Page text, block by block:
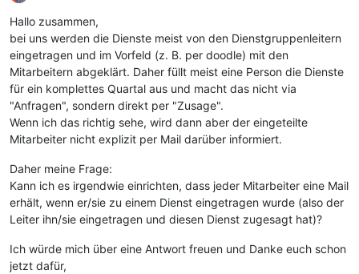
Hallo zusammen,
bei uns werden die Dienste meist von den Dienstgruppenleitern
eingetragen und im Vorfeld (z. B. per doodle) mit den
Mitarbeitern abgeklärt. Daher füllt meist eine Person die Dienste
für ein komplettes Quartal aus und macht das nicht via
"Anfragen", sondern direkt per "Zusage".
Wenn ich das richtig sehe, wird dann aber der eingeteilte
Mitarbeiter nicht explizit per Mail darüber informiert.
Daher meine Frage:
Kann ich es irgendwie einrichten, dass jeder Mitarbeiter eine Mail
erhält, wenn er/sie zu einem Dienst eingetragen wurde (also der
Leiter ihn/sie eingetragen und diesen Dienst zugesagt hat)?
Ich würde mich über eine Antwort freuen und Danke euch schon
jetzt dafür,